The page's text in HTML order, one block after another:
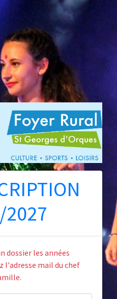
2027
dossier les années
l'adresse mail du chef